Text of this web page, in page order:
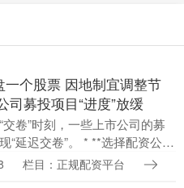
一个股票 因地制宜调整节
司募投项目“进度”放缓
交卷”时刻，一些上市公司的募
“延迟交卷”。 * **选择配资公
一家信誉良好的配资公司至关
栏目：正规配资平台